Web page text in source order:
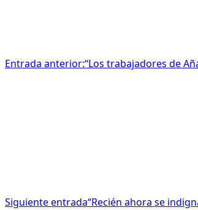
Entrada anterior:“Los trabajadores de
Siguiente entrada“Recién ahora se